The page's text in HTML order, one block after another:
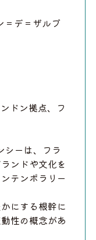
デ＝ザルブ
ドン拠点、フ
シーは、フラ
ンドや文化を
テンポラリー
にする根幹に
性の概念があ